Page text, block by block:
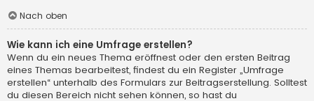
Nach oben
Wie kann ich eine Umfrage erstellen?
Wenn du ein neues Thema eröffnest oder den ersten Beitrag
eines Themas bearbeitest, findest du ein Register „Umfrage
erstellen“ unterhalb des Formulars zur Beitragserstellung. Solltest
du diesen Bereich nicht sehen können, so hast du